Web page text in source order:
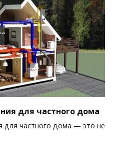
для частного дома
для частного дома — это не